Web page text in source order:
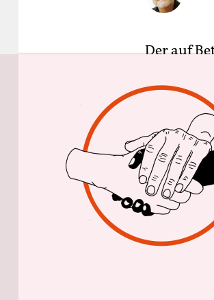
Der auf
barocke
Konferenz
Palais
rollten
Das
und
erstmals